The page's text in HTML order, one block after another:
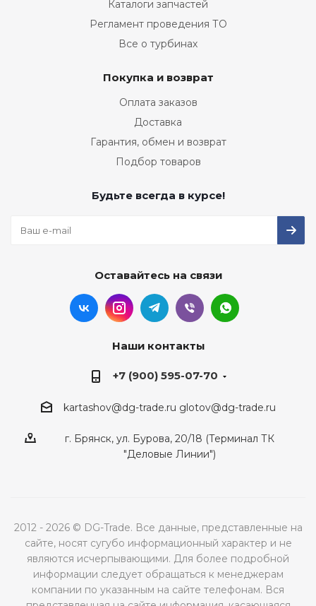
Каталоги запчастей
Регламент проведения ТО
Все о турбинах
Покупка и возврат
Оплата заказов
Доставка
Гарантия, обмен и возврат
Подбор товаров
Будьте всегда в курсе!
Оставайтесь на связи
Наши контакты
+7 (900) 595-07-70
kartashov@dg-trade.ru glotov@dg-trade.ru
г. Брянск, ул. Бурова, 20/18 (Терминал ТК
"Деловые Линии")
2012 - 2026 © DG-Trade. Все данные, представленные на
сайте, носят сугубо информационный характер и не
являются исчерпывающими. Для более подробной
информации следует обращаться к менеджерам
компании по указанным на сайте телефонам. Вся